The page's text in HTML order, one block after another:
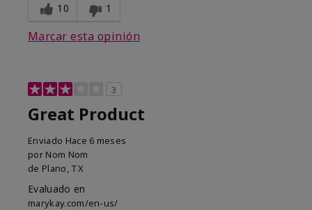
10 1
Marcar esta opinión
3
Great Product
Enviado Hace 6 meses
por Nom Nom
de Plano, TX
Evaluado en
marykay.com/en-us/